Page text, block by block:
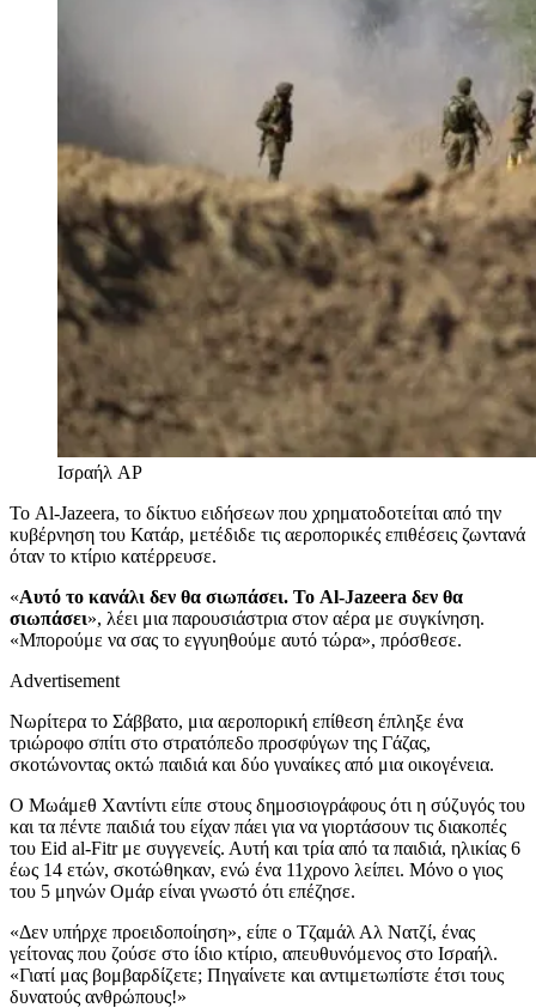
Ισραήλ AP
Το Al-Jazeera, το δίκτυο ειδήσεων που χρηματοδοτείται από την
κυβέρνηση του Κατάρ, μετέδιδε τις αεροπορικές επιθέσεις ζωντανά
όταν το κτίριο κατέρρευσε.
«Αυτό το κανάλι δεν θα σιωπάσει. Το Al-Jazeera δεν θα
σιωπάσει», λέει μια παρουσιάστρια στον αέρα με συγκίνηση.
«Μπορούμε να σας το εγγυηθούμε αυτό τώρα», πρόσθεσε.
Advertisement
Νωρίτερα το Σάββατο, μια αεροπορική επίθεση έπληξε ένα
τριώροφο σπίτι στο στρατόπεδο προσφύγων της Γάζας,
σκοτώνοντας οκτώ παιδιά και δύο γυναίκες από μια οικογένεια.
Ο Μωάμεθ Χαντίντι είπε στους δημοσιογράφους ότι η σύζυγός του
και τα πέντε παιδιά του είχαν πάει για να γιορτάσουν τις διακοπές
του Eid al-Fitr με συγγενείς. Αυτή και τρία από τα παιδιά, ηλικίας 6
έως 14 ετών, σκοτώθηκαν, ενώ ένα 11χρονο λείπει. Μόνο ο γιος
του 5 μηνών Ομάρ είναι γνωστό ότι επέζησε.
«Δεν υπήρχε προειδοποίηση», είπε ο Τζαμάλ Αλ Νατζί, ένας
γείτονας που ζούσε στο ίδιο κτίριο, απευθυνόμενος στο Ισραήλ.
«Γιατί μας βομβαρδίζετε; Πηγαίνετε και αντιμετωπίστε έτσι τους
δυνατούς ανθρώπους!»